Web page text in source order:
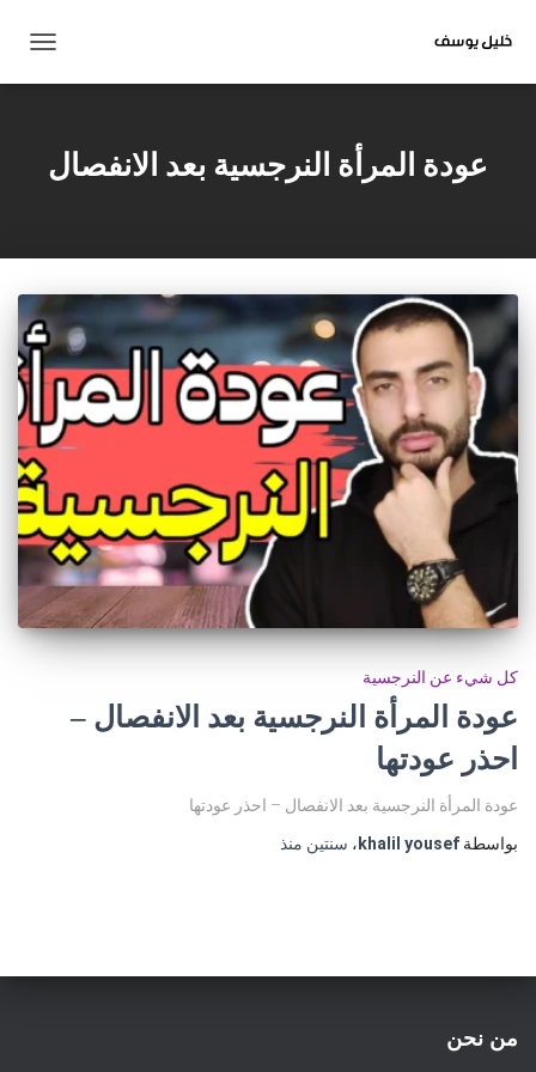
التنقل
عودة المرأة النرجسية بعد الانفصال
كل شيء عن النرجسية
عودة المرأة النرجسية بعد الانفصال –
احذر عودتها
عودة المرأة النرجسية بعد الانفصال – احذر عودتها
بواسطة khalil yousef ، سنتين منذ
من نحن